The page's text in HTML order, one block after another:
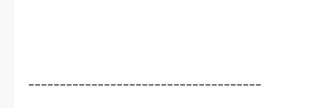
-------------------------------------